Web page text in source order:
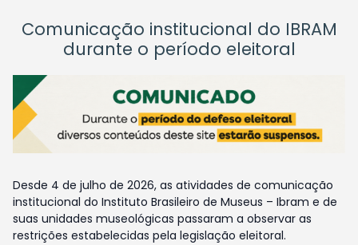
Comunicação institucional do IBRAM
durante o período eleitoral
Desde 4 de julho de 2026, as atividades de comunicação
institucional do Instituto Brasileiro de Museus – Ibram e de
suas unidades museológicas passaram a observar as
restrições estabelecidas pela legislação eleitoral.